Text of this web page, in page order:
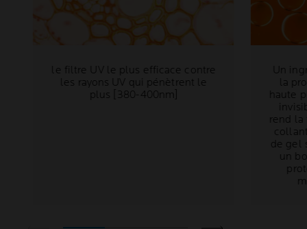
le filtre UV le plus efficace contre
les rayons UV qui pénètrent le
plus [380-400nm]
Un
la
haute
rend
de gel
un